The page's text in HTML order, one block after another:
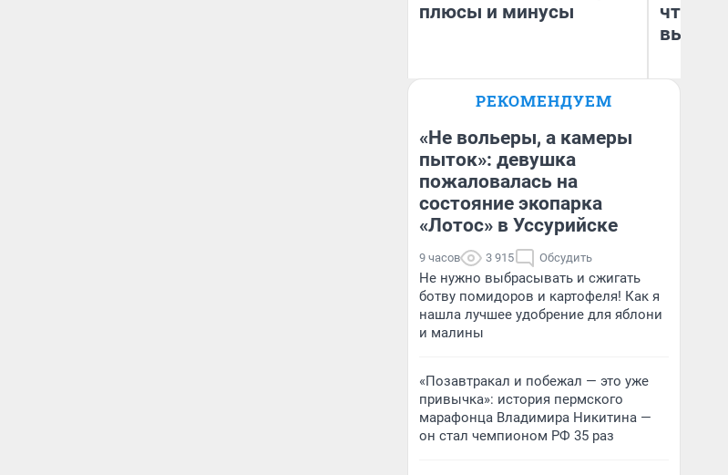
плюсы и минусы
Денис Дедюхин
чтобы
РЕКОМЕНДУЕМ
«Не вольеры, а камеры
пыток»: девушка
пожаловалась на
состояние экопарка
«Лотос» в Уссурийске
9 часов 3 915 Обсудить
Не нужно выбрасывать и сжигать
ботву помидоров и картофеля! Как я
нашла лучшее удобрение для яблони
и малины
«Позавтракал и побежал — это уже
привычка»: история пермского
марафонца Владимира Никитина —
он стал чемпионом РФ 35 раз